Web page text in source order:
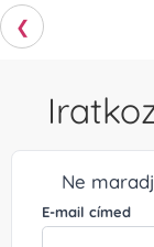
❮
Ne
E-mail címed